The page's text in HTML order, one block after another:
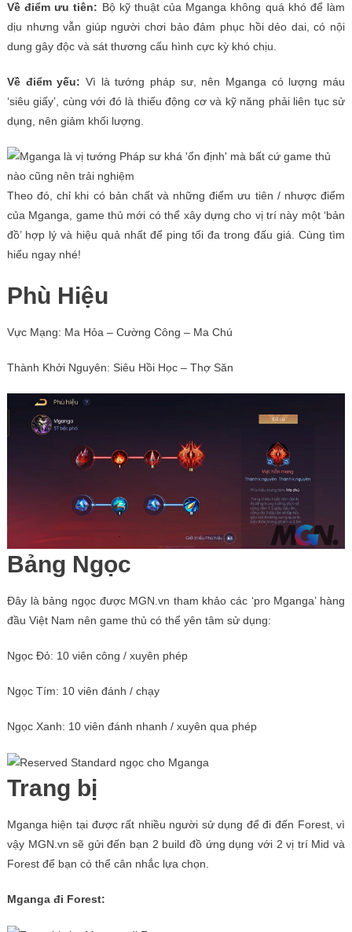
Về điểm ưu tiên: Bộ kỹ thuật của Mganga không quá khó để làm
dịu nhưng vẫn giúp người chơi bảo đảm phục hồi dẻo dai, có nội
dung gây độc và sát thương cấu hình cực kỳ khó chịu.
Về điểm yếu: Vì là tướng pháp sư, nên Mganga có lượng máu
‘siêu giấy’, cùng với đó là thiếu động cơ và kỹ năng phải liên tục sử
dụng, nên giảm khối lượng.
Theo đó, chỉ khi có bản chất và những điểm ưu tiên / nhược điểm
của Mganga, game thủ mới có thể xây dựng cho vị trí này một ‘bản
đồ’ hợp lý và hiệu quả nhất để ping tối đa trong đấu giá. Cùng tìm
hiểu ngay nhé!
Phù Hiệu
Vực Mạng: Ma Hỏa – ​​Cường Công – Ma Chú
Thành Khởi Nguyên: Siêu Hồi Học – Thợ Săn
Bảng Ngọc
Đây là bảng ngọc được MGN.vn tham khảo các ‘pro Mganga’ hàng
đầu Việt Nam nên game thủ có thể yên tâm sử dụng:
Ngọc Đỏ: 10 viên công / xuyên phép
Ngọc Tím: 10 viên đánh / chạy
Ngọc Xanh: 10 viên đánh nhanh / xuyên qua phép
Trang bị
Mganga hiện tại được rất nhiều người sử dụng để đi đến Forest, vì
vậy MGN.vn sẽ gửi đến bạn 2 build đồ ứng dụng với 2 vị trí Mid và
Forest để bạn có thể cân nhắc lựa chọn.
Mganga đi Forest: